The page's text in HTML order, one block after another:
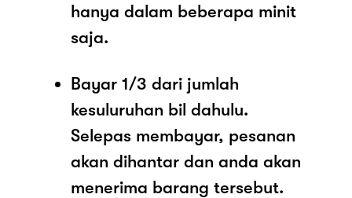
hanya dalam beberapa minit
saja.
Bayar 1/3 dari jumlah
kesuluruhan bil dahulu.
Selepas membayar, pesanan
akan dihantar dan anda akan
menerima barang tersebut.